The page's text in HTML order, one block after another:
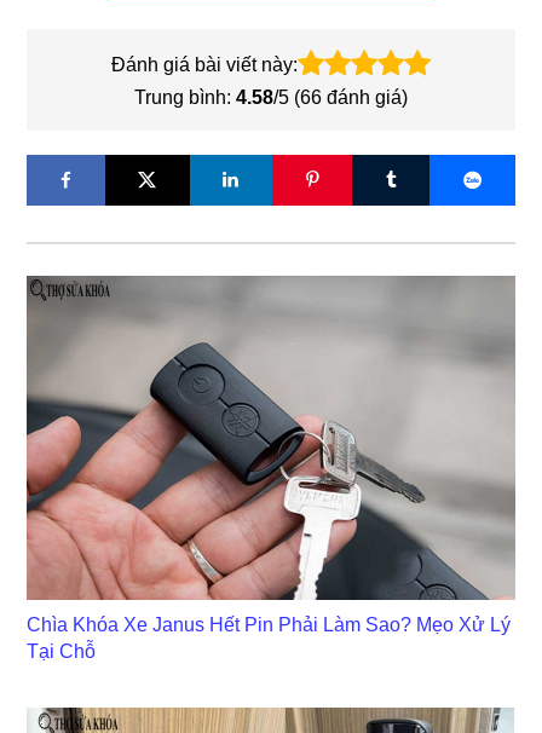
Đánh giá bài viết này:
Trung bình: 4.58/5 (66 đánh giá)
Chìa Khóa Xe Janus Hết Pin Phải Làm Sao? Mẹo Xử Lý
Tại Chỗ